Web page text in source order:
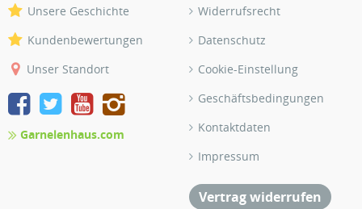
Unsere Geschichte
Kundenbewertungen
Unser Standort
Garnelenhaus.com
Widerrufsrecht
Datenschutz
Cookie-Einstellung
Geschäftsbedingungen
Kontaktdaten
Impressum
Vertrag widerrufen